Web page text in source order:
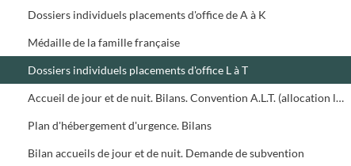
Dossiers individuels placements d'office de A à K
Médaille de la famille française
Dossiers individuels placements d'office L à T
Accueil de jour et de nuit. Bilans. Convention A.L.T. (allocation logement temporaire). Projet d'hôtel social (résidence les Volubilis)
Plan d'hébergement d'urgence. Bilans
Bilan accueils de jour et de nuit. Demande de subvention